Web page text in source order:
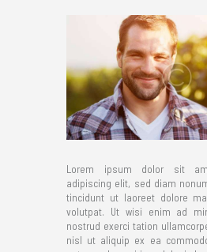
Lorem ipsum dolor sit
adipiscing elit, sed diam
tincidunt ut laoreet dolore
volutpat. Ut wisi enim ad
nostrud exerci tation
nisl ut aliquip ex ea